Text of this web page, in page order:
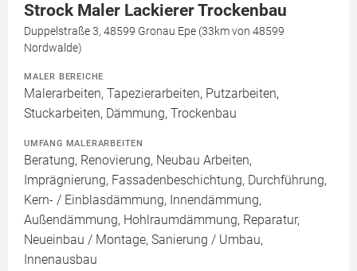
Strock Maler Lackierer Trockenbau
Duppelstraße 3, 48599 Gronau Epe (33km von 48599
Nordwalde)
MALER BEREICHE
Malerarbeiten, Tapezierarbeiten, Putzarbeiten,
Stuckarbeiten, Dämmung, Trockenbau
UMFANG MALERARBEITEN
Beratung, Renovierung, Neubau Arbeiten,
Imprägnierung, Fassadenbeschichtung, Durchführung,
Kern- / Einblasdämmung, Innendämmung,
Außendämmung, Hohlraumdämmung, Reparatur,
Neueinbau / Montage, Sanierung / Umbau,
Innenausbau